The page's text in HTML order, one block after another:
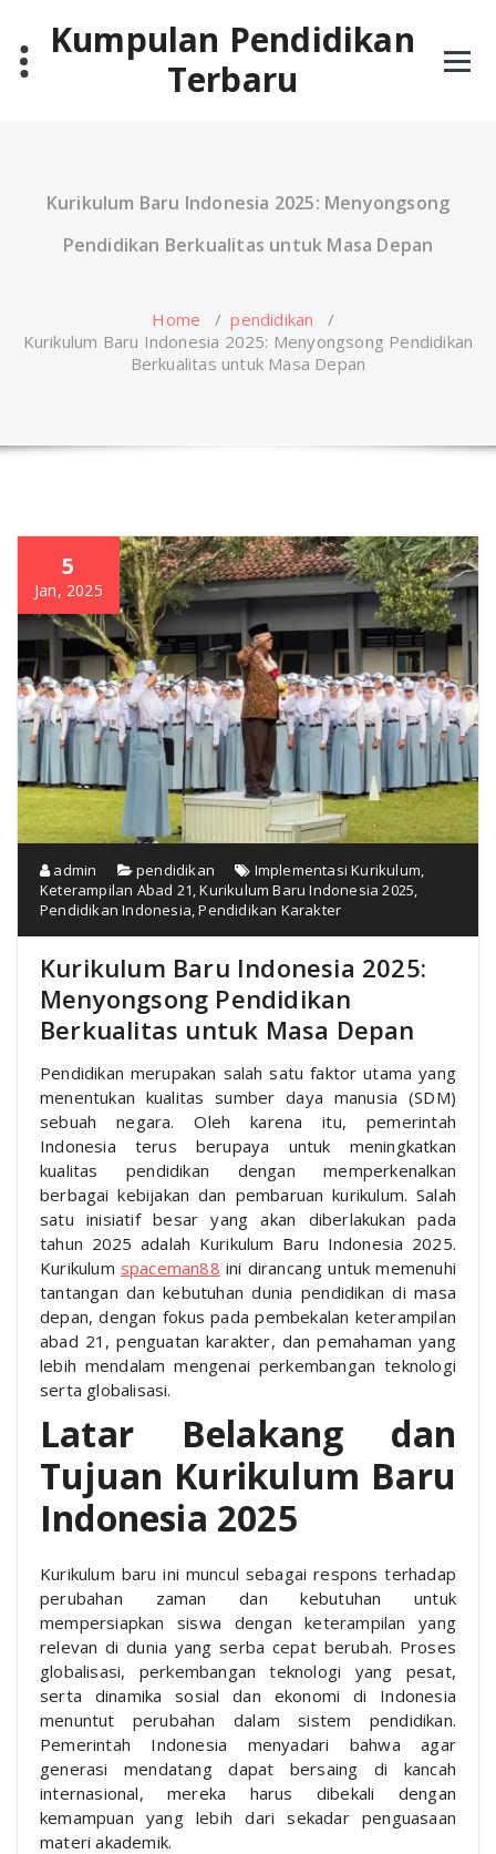
contentKumpulan Pendidikan
Terbaru
Kurikulum Baru Indonesia 2025: Menyongsong
Pendidikan Berkualitas untuk Masa Depan
Home /pendidikan /
Kurikulum Baru Indonesia 2025: Menyongsong Pendidikan
Berkualitas untuk Masa Depan
5
Jan, 2025
admin pendidikan Implementasi Kurikulum,
Keterampilan Abad 21,Kurikulum Baru Indonesia 2025,
Pendidikan Indonesia,Pendidikan Karakter
Kurikulum Baru Indonesia 2025:
Menyongsong Pendidikan
Berkualitas untuk Masa Depan
Pendidikan merupakan salah satu faktor utama yang
menentukan kualitas sumber daya manusia (SDM)
sebuah negara. Oleh karena itu, pemerintah
Indonesia terus berupaya untuk meningkatkan
kualitas pendidikan dengan memperkenalkan
berbagai kebijakan dan pembaruan kurikulum. Salah
satu inisiatif besar yang akan diberlakukan pada
tahun 2025 adalah Kurikulum Baru Indonesia 2025.
Kurikulum spaceman88 ini dirancang untuk memenuhi
tantangan dan kebutuhan dunia pendidikan di masa
depan, dengan fokus pada pembekalan keterampilan
abad 21, penguatan karakter, dan pemahaman yang
lebih mendalam mengenai perkembangan teknologi
serta globalisasi.
Latar Belakang dan
Tujuan Kurikulum Baru
Indonesia 2025
Kurikulum baru ini muncul sebagai respons terhadap
perubahan zaman dan kebutuhan untuk
mempersiapkan siswa dengan keterampilan yang
relevan di dunia yang serba cepat berubah. Proses
globalisasi, perkembangan teknologi yang pesat,
serta dinamika sosial dan ekonomi di Indonesia
menuntut perubahan dalam sistem pendidikan.
Pemerintah Indonesia menyadari bahwa agar
generasi mendatang dapat bersaing di kancah
internasional, mereka harus dibekali dengan
kemampuan yang lebih dari sekadar penguasaan
materi akademik.